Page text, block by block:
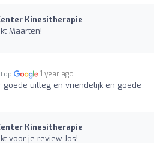
Kinesitherapie
Maarten!
op 1 year ago
goede uitleg en vriendelijk en goede
Kinesitherapie
voor je review Jos!